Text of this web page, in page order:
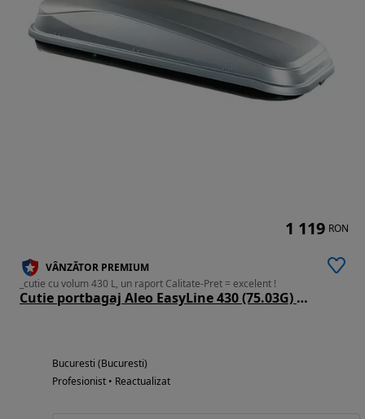
VÂNZĂTOR PREMIUM
Cutie portbagaj Aleo EasyLine 430 (75.03G) Gri, Noua_cu Factura si Garantie_Pret Importator
_cutie cu volum 430 L, un raport Calitate-Pret = excelent !
Bucuresti (Bucuresti)
Profesionist • Reactualizat
1 119 RON